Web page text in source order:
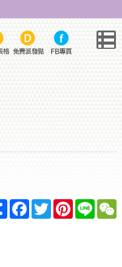
ShareFacebook
TwitterPinterest
Line